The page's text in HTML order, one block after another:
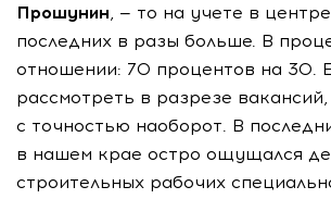
Прошунин, — то на учете в
последних в разы больше. В
отношении: 70 процентов на 30.
рассмотреть в разрезе
с точностью наоборот. В
в нашем крае остро ощущался
строительных рабочих